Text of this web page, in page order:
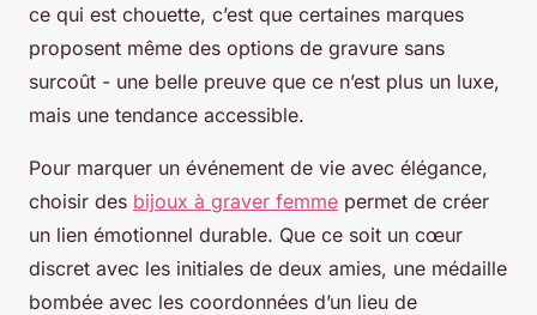
ce qui est chouette, c’est que certaines marques
proposent même des options de gravure sans
surcoût - une belle preuve que ce n’est plus un luxe,
mais une tendance accessible.
Pour marquer un événement de vie avec élégance,
choisir des bijoux à graver femme permet de créer
un lien émotionnel durable. Que ce soit un cœur
discret avec les initiales de deux amies, une médaille
bombée avec les coordonnées d’un lieu de